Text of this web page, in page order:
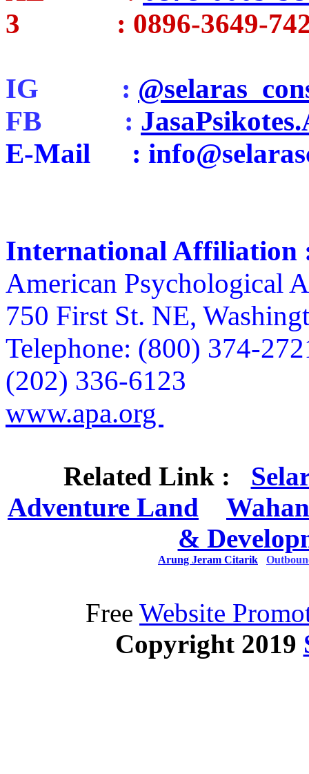
3 : 0896-3649-
IG :
FB :
E-Mail :
International Affiliation
American Psychological
750 First St. NE,
Telephone: (800) 374-
(202) 336-6123
www.apa.org
Related Link :
Adventure Land
&
Arung Jeram Citarik
Free Website
Copyright 2019